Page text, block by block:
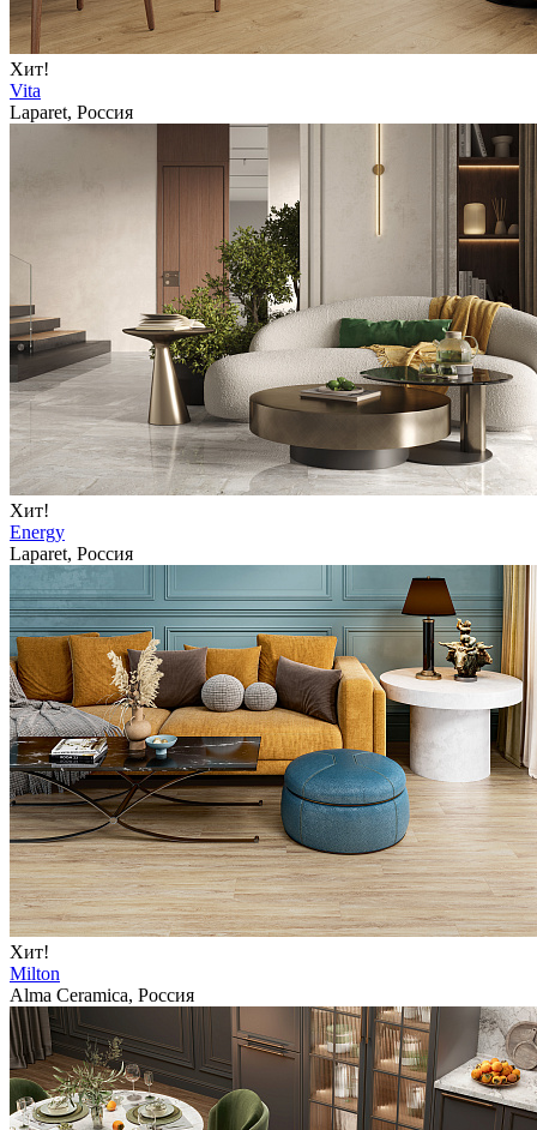
Хит!
Vita
Laparet, Россия
Хит!
Energy
Laparet, Россия
Хит!
Milton
Alma Ceramica, Россия